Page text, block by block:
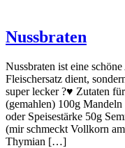
Nussbraten
Nussbraten ist eine
Fleischersatz dient,
super lecker ?♥️ Zutaten
(gemahlen) 100g
oder Speisestärke 50g
(mir schmeckt Vollkorn
Thymian […]